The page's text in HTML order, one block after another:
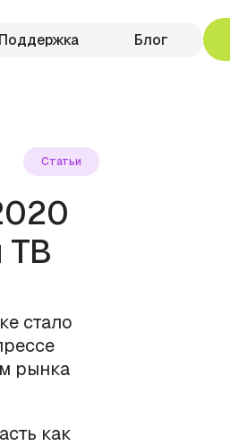
Блог
Статьи
ТВ
стало
рынка
как